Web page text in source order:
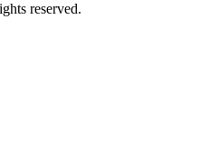
reserved.